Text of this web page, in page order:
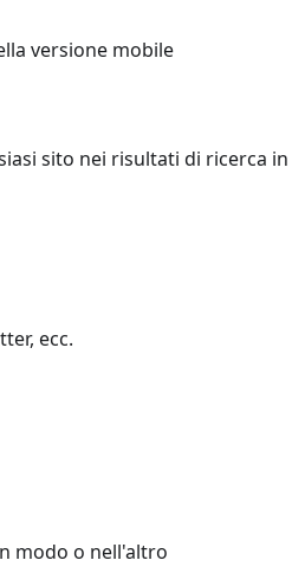
versione mobile
sito nei risultati di ricerca in
ecc.
modo o nell'altro